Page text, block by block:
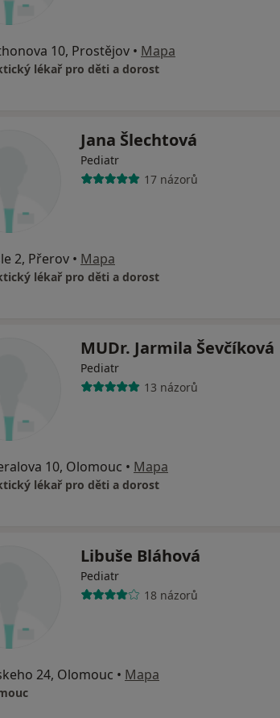
10, Prostějov • Mapa
lékař pro děti a dorost
Jana Šlechtová
Pediatr
17 názorů
2, Přerov • Mapa
lékař pro děti a dorost
MUDr. Jarmila Ševčíková
Pediatr
13 názorů
10, Olomouc • Mapa
lékař pro děti a dorost
Libuše Bláhová
Pediatr
18 názorů
24, Olomouc • Mapa